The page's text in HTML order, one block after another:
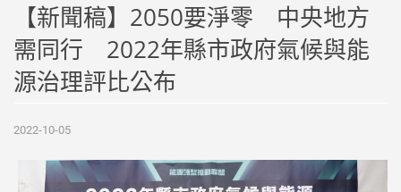
【新聞稿】2050要淨零 中央地方
需同行 2022年縣市政府氣候與能
源治理評比公布
2022-10-05